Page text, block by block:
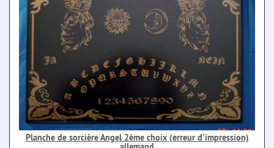
Planche de sorcière Angel 2ème choix (erreur d'impression)